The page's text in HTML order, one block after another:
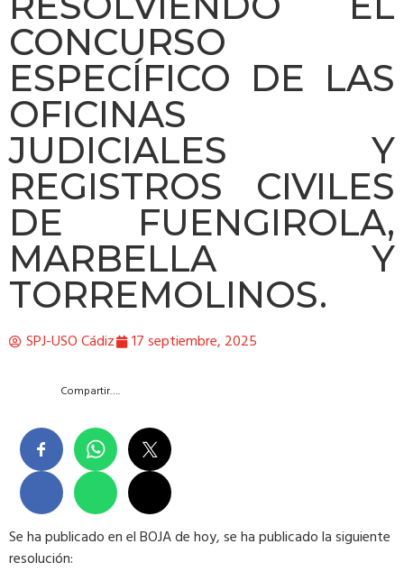
CONCURSO
ESPECÍFICO DE LAS
OFICINAS
JUDICIALES Y
REGISTROS CIVILES
DE FUENGIROLA,
MARBELLA Y
TORREMOLINOS.
SPJ-USO Cádiz 17 septiembre, 2025
Compartir….
Se ha publicado en el BOJA de hoy, se ha publicado la siguiente
resolución: